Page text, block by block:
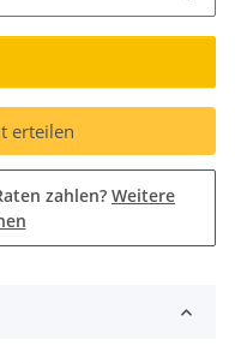
erteilen
zahlen? Weitere